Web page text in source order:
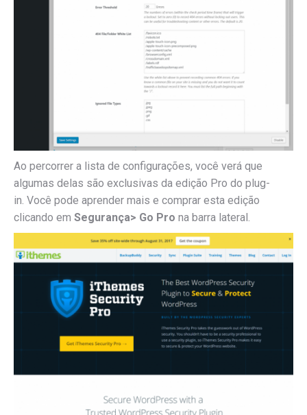
Ao percorrer a lista de configurações, você verá que
algumas delas são exclusivas da edição Pro do plug-
in. Você pode aprender mais e comprar esta edição
clicando em Segurança> Go Pro na barra lateral.